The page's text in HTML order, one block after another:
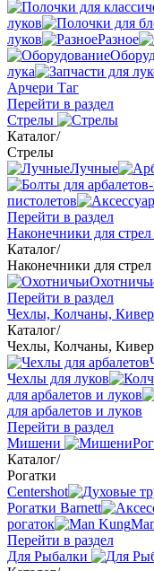
луков
луков
Разное
лука
Арчери Таг
Перейти в раздел
Стрелы
Каталог/
Стрелы
Лучные
пистолетов
Перейти в раздел
Наконечники для стрел
Каталог/
Наконечники для стрел
Перейти в раздел
Чехлы, Колчаны,
Каталог/
Чехлы, Колчаны,
Чехлы для луков
для арбалетов и луков
для арбалетов и луков
Перейти в раздел
Мишени
Каталог/
Рогатки
Centershot
Рогатки Barnett
рогаток
Перейти в раздел
Для Рыбалки